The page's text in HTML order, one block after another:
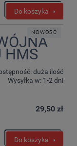
Do koszyka
HMS
duża ilość
Wysyłka w: 1-2 dni
29,50 zł
Do koszyka
NOWOŚĆ